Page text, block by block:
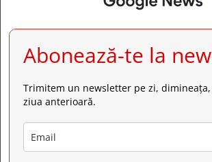
Abonează-te la
Trimitem un newsletter pe zi,
ziua anterioară.